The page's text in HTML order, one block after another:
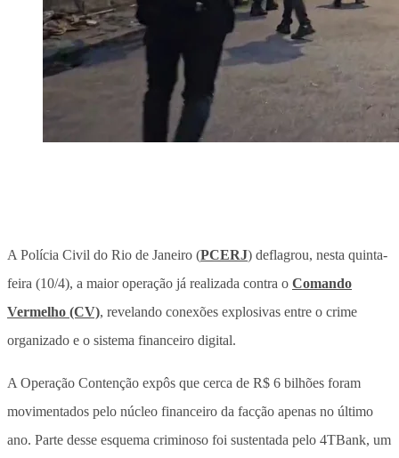
A Polícia Civil do Rio de Janeiro (PCERJ) deflagrou, nesta quinta-
feira (10/4), a maior operação já realizada contra o Comando
Vermelho (CV), revelando conexões explosivas entre o crime
organizado e o sistema financeiro digital.
A Operação Contenção expôs que cerca de R$ 6 bilhões foram
movimentados pelo núcleo financeiro da facção apenas no último
ano. Parte desse esquema criminoso foi sustentada pelo 4TBank, um